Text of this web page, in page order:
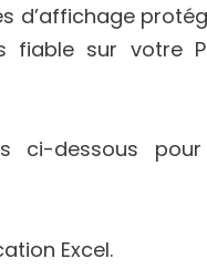
d’affichage
fiable sur votre
ci-dessous
Excel.